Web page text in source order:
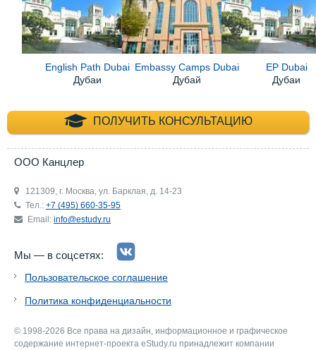
English Path Dubai
Дубаи
Embassy Camps Dubai
Дубай
EP Dubai
Дубаи
ПОЛУЧИТЬ КОНСУЛЬТАЦИЮ
+7 (495) 660-35-
ООО Канцлер
121309, г. Москва, ул. Барклая, д. 14-23
Тел.: +7 (495) 660-35-95
Email: info@estudy.ru
Мы — в соцсетях:
Пользовательское соглашение
Политика конфиденциальности
© 1998-2026 Все права на дизайн, информационное и графическое
содержание интернет-проекта eStudy.ru принадлежит компании